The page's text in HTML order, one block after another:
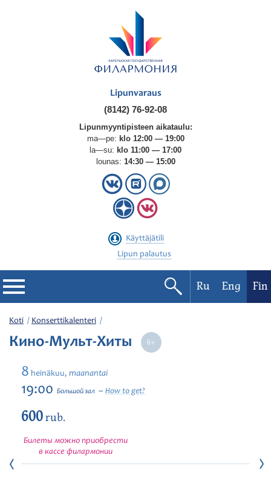
Lipunvaraus
(8142) 76-92-08
Lipunmyyntipisteen aikataulu:
ma—pe: klo 12:00 — 19:00
la—su: klo 11:00 — 17:00
lounas: 14:30 — 15:00
Käyttäjätili
Lipun palautus
Filharmonia
Konserttikalenteri
Festivaalit
Ru Eng Fin
Koti Konserttikalenteri
Кино-Мульт-Хиты
8 heinäkuu, maanantai
19:00 Большой зал How to get?
600rub.
Билеты можно приобрести
в кассе филармонии